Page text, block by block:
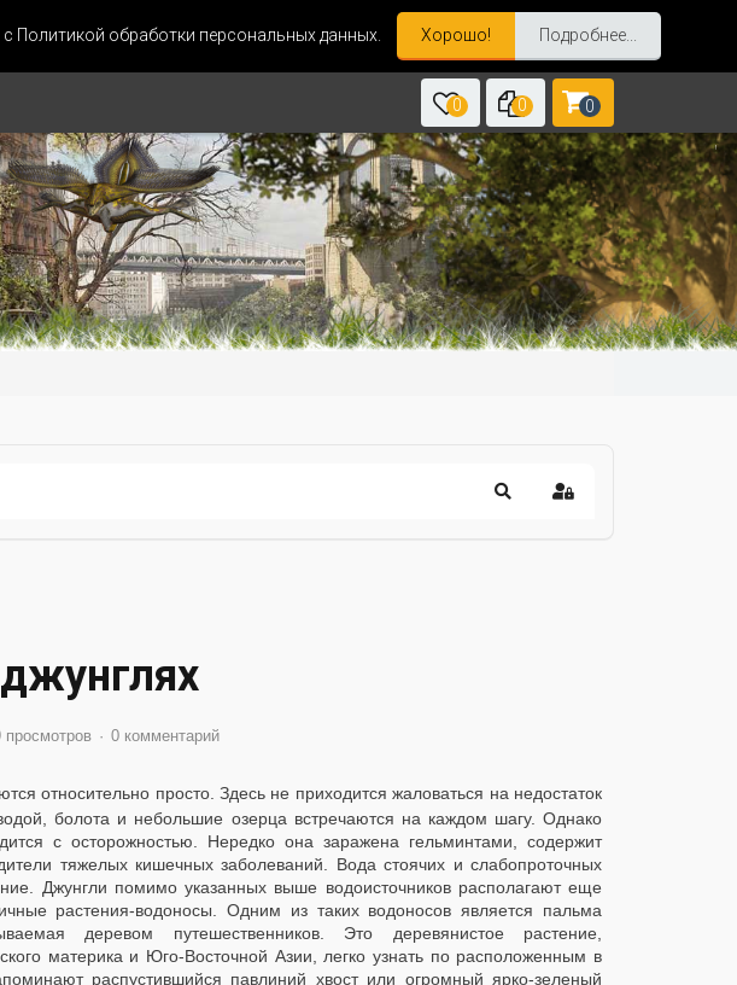
Политикой обработки персональных данных. Хорошо! Подробнее...
0 0 0
просмотров 0 комментарий
относительно просто. Здесь не приходится жаловаться на недостаток
болота и небольшие озерца встречаются на каждом шагу. Однако
с осторожностью. Нередко она заражена гельминтами, содержит
тяжелых кишечных заболеваний. Вода стоячих и слабопроточных
Джунгли помимо указанных выше водоисточников располагают еще
растения-водоносы. Одним из таких водоносов является пальма
деревом путешественников. Это деревянистое растение,
материка и Юго-Восточной Азии, легко узнать по расположенным в
распустившийся павлиний хвост или огромный ярко-зеленый